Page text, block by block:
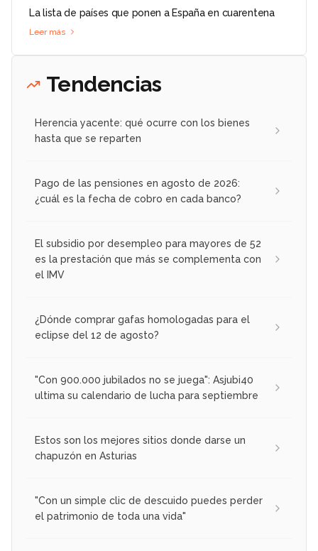
La lista de países que ponen a España en cuarentena
Leer más
Tendencias
Herencia yacente: qué ocurre con los bienes
hasta que se reparten
Pago de las pensiones en agosto de 2026:
¿cuál es la fecha de cobro en cada banco?
El subsidio por desempleo para mayores de 52
es la prestación que más se complementa con
el IMV
¿Dónde comprar gafas homologadas para el
eclipse del 12 de agosto?
"Con 900.000 jubilados no se juega": Asjubi40
ultima su calendario de lucha para septiembre
Estos son los mejores sitios donde darse un
chapuzón en Asturias
"Con un simple clic de descuido puedes perder
el patrimonio de toda una vida"